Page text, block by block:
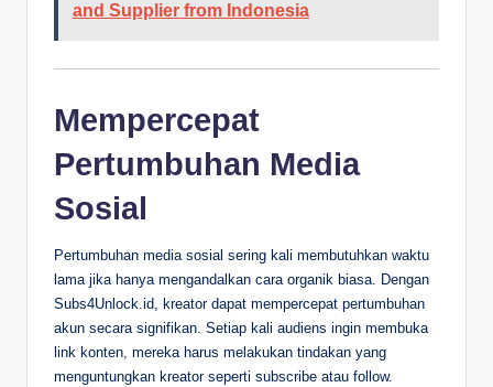
and Supplier from Indonesia
Mempercepat
Pertumbuhan Media
Sosial
Pertumbuhan media sosial sering kali membutuhkan waktu
lama jika hanya mengandalkan cara organik biasa. Dengan
Subs4Unlock.id, kreator dapat mempercepat pertumbuhan
akun secara signifikan. Setiap kali audiens ingin membuka
link konten, mereka harus melakukan tindakan yang
menguntungkan kreator seperti subscribe atau follow.